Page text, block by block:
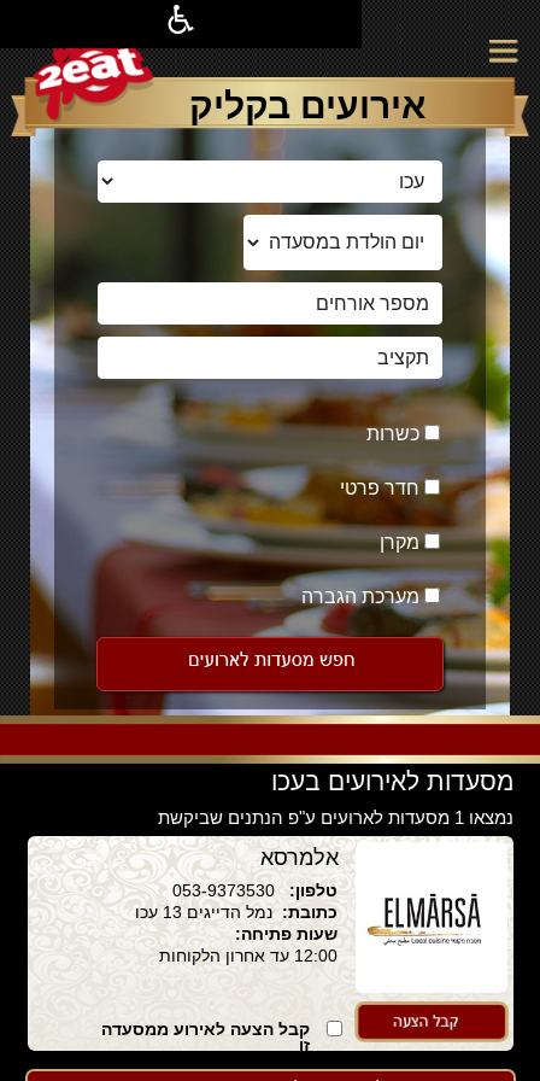
אירועים בקליק
כשרות
חדר פרטי
מקרן
מערכת הגברה
מסעדות לאירועים בעכו
נמצאו 1 מסעדות לארועים ע"פ הנתנים שביקשת
אלמרסא
טלפון:053-9373530
כתובת: נמל הדייגים 13 עכו
שעות פתיחה:
12:00 עד אחרון הלקוחות
קבל הצעה לאירוע ממסעדה
זו